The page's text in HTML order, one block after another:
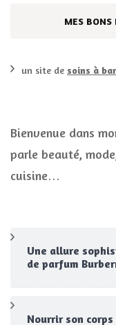
MES BONS
un site de soins à
Bienvenue dans
parle beauté,
cuisine…
Une allure
de parfum
Nourrir son